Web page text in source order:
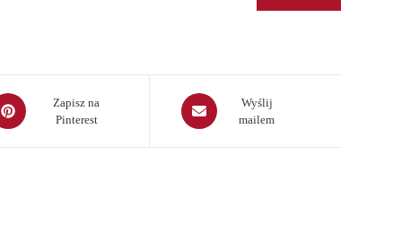
Zapisz na
Pinterest
Opens
in
Wyślij
mailem